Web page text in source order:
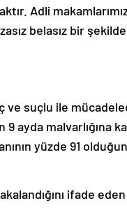
Adli
belasız bir
ve suçlu ile
malvarlığına
yüzde 91
ifade